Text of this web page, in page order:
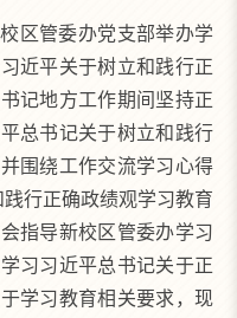
区管委办党支部举办学
近平关于树立和践行正
记地方工作期间坚持正
总书记关于树立和践行
围绕工作交流学习心得
行正确政绩观学习教育
指导新校区管委办学习
习习近平总书记关于正
学习教育相关要求，现